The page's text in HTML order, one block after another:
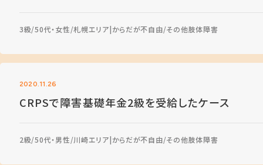
3級 50代・女性 札幌エリア からだが不自由 その他肢体障害
2020.11.26
CRPSで障害基礎年金2級を受給したケース
2級 50代・男性 川崎エリア からだが不自由 その他肢体障害